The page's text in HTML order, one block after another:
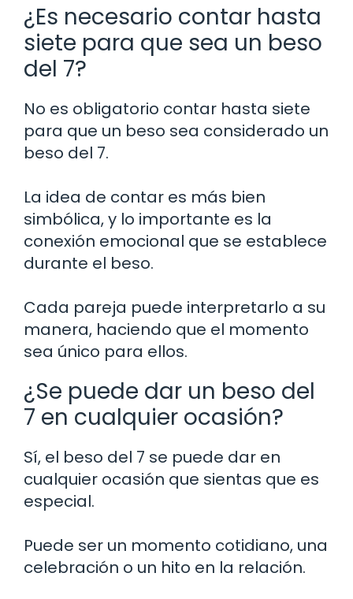
¿Es necesario contar hasta
siete para que sea un beso
del 7?
No es obligatorio contar hasta siete
para que un beso sea considerado un
beso del 7.
La idea de contar es más bien
simbólica, y lo importante es la
conexión emocional que se establece
durante el beso.
Cada pareja puede interpretarlo a su
manera, haciendo que el momento
sea único para ellos.
¿Se puede dar un beso del
7 en cualquier ocasión?
Sí, el beso del 7 se puede dar en
cualquier ocasión que sientas que es
especial.
Puede ser un momento cotidiano, una
celebración o un hito en la relación.